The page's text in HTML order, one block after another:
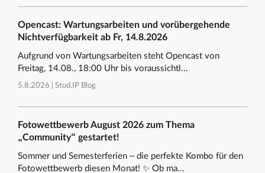
Opencast: Wartungsarbeiten und vorübergehende
Nichtverfügbarkeit ab Fr, 14.8.2026
Aufgrund von Wartungsarbeiten steht Opencast von
Freitag, 14.08., 18:00 Uhr bis voraussichtl...
5.8.2026 | Stud.IP Blog
Fotowettbewerb August 2026 zum Thema
„Community“ gestartet!
Sommer und Semesterferien – die perfekte Kombo für den
Fotowettbewerb diesen Monat! ✨ Ob ma...